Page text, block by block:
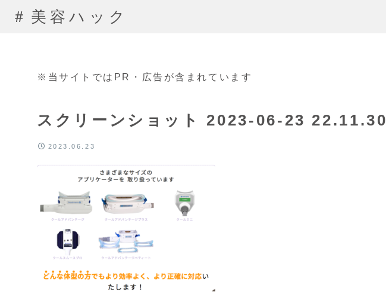
＃美容ハック
※当サイトではPR・広告が含まれています
スクリーンショット 2023-06-23 22.11.30
2023.06.23